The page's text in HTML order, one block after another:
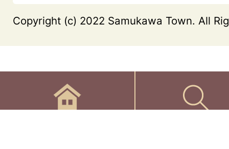
Copyright (c) 2022 Samukawa Town. All